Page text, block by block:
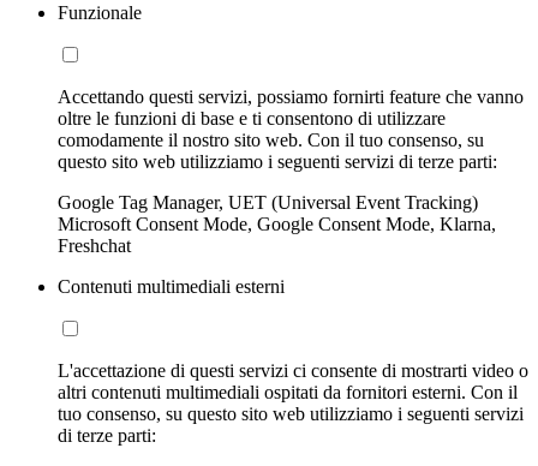
Funzionale
Accettando questi servizi, possiamo fornirti feature che vanno
oltre le funzioni di base e ti consentono di utilizzare
comodamente il nostro sito web. Con il tuo consenso, su
questo sito web utilizziamo i seguenti servizi di terze parti:
Google Tag Manager, UET (Universal Event Tracking)
Microsoft Consent Mode, Google Consent Mode, Klarna,
Freshchat
Contenuti multimediali esterni
L'accettazione di questi servizi ci consente di mostrarti video o
altri contenuti multimediali ospitati da fornitori esterni. Con il
tuo consenso, su questo sito web utilizziamo i seguenti servizi
di terze parti: